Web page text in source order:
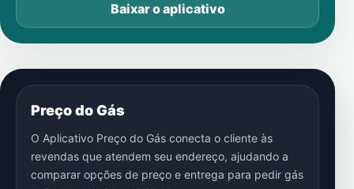
Baixar o aplicativo
Preço do Gás
O Aplicativo Preço do Gás conecta o cliente às
revendas que atendem seu endereço, ajudando a
comparar opções de preço e entrega para pedir gás